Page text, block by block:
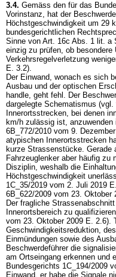
3.4. Gemäss den für das
Vorinstanz, hat der
Höchstgeschwindigkeit um 29
bundesgerichtlichen
Sinne von Art. 16c Abs. 1 lit. a
einzig zu prüfen, ob
Verkehrsregelverletzung
E. 3.2).
Der Einwand, wonach es sich
Ausbau und der optischen
handle, geht fehl. Der
dargelegte Schematismus
Innerortsstrecken, bei denen
km/h zulässig ist,
6B_772/2010 vom 9.
atypischen Innerortsstrecken
kurze Strassenstücke. Gerade
Fahrzeuglenker aber häufig zu
Disziplin, weshalb die
Höchstgeschwindigkeit
1C_35/2019 vom 2. Juli 2019
6B_622/2009 vom 23. Oktober
Der fragliche
Innerortsbereich zu
vom 23. Oktober 2009 E. 2.6).
Geschwindigkeitsreduktion,
Einmündungen sowie des
Beschwerdeführer die
am Ortseingang erkennen und
Bundesgerichts 1C_194/2009
Einwand, er habe die Signale